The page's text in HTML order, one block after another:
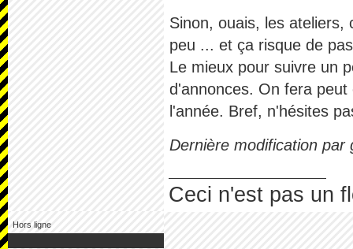
Sinon, ouais, les
peu ... et ça risque de
Le mieux pour suivre un
d'annonces. On fera
l'année. Bref, n'hésites
Dernière modification par
Ceci n'est pas un
Hors ligne